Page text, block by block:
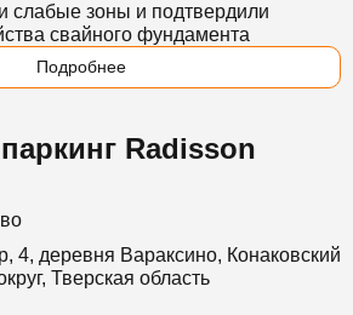
слабые зоны и подтвердили
свайного фундамента
Подробнее
Radisson
4, деревня Вараксино, Конаковский
Тверская область